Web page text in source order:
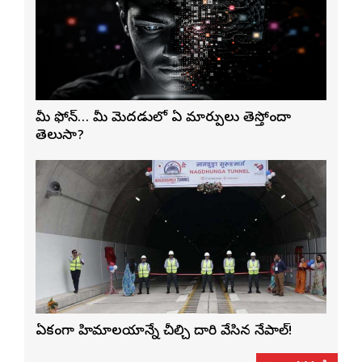
మీ ఫోన్… మీ మెదడులో ఏ మార్పులు తెస్తోందా
తెలుసా?
ఏకంగా హిమాలయాన్నే చీల్చి దారి వేసిన నేపాల్!